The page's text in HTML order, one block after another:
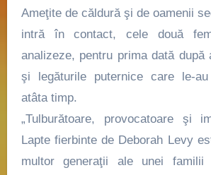
Ameţite de căldură şi de oamenii
intră în contact, cele două
analizeze, pentru prima dată
şi legăturile puternice care le-
atâta timp.
„Tulburătoare, provocatoare şi
Lapte fierbinte de Deborah Levy
multor generaţii ale unei